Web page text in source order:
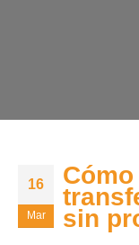
16
Mar sin